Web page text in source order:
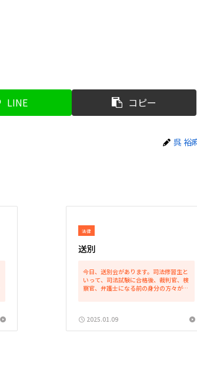
LINE コピー
呉 裕
法律
送別
今日、送別会があります。司法修習生と
いって、司法試験に合格後、裁判官、検
察官、弁護士になる前の身分の方々が全
です。うちの事務所にも一...
2025.01.09